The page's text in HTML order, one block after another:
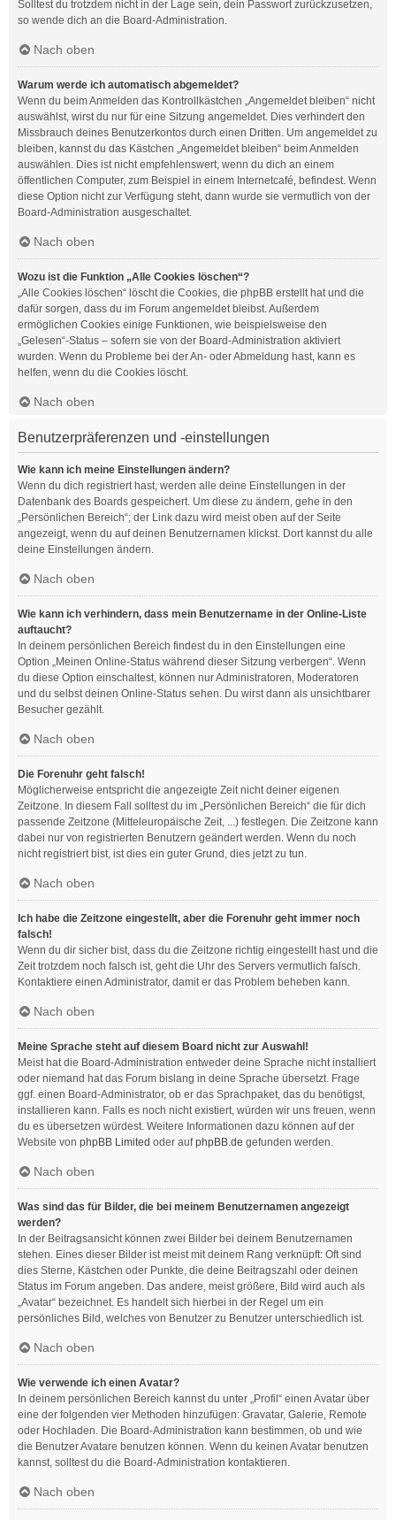
Solltest du trotzdem nicht in der Lage sein, dein Passwort zurückzusetzen,
so wende dich an die Board-Administration.
Nach oben
Warum werde ich automatisch abgemeldet?
Wenn du beim Anmelden das Kontrollkästchen „Angemeldet bleiben“ nicht
auswählst, wirst du nur für eine Sitzung angemeldet. Dies verhindert den
Missbrauch deines Benutzerkontos durch einen Dritten. Um angemeldet zu
bleiben, kannst du das Kästchen „Angemeldet bleiben“ beim Anmelden
auswählen. Dies ist nicht empfehlenswert, wenn du dich an einem
öffentlichen Computer, zum Beispiel in einem Internetcafé, befindest. Wenn
diese Option nicht zur Verfügung steht, dann wurde sie vermutlich von der
Board-Administration ausgeschaltet.
Nach oben
Wozu ist die Funktion „Alle Cookies löschen“?
„Alle Cookies löschen“ löscht die Cookies, die phpBB erstellt hat und die
dafür sorgen, dass du im Forum angemeldet bleibst. Außerdem
ermöglichen Cookies einige Funktionen, wie beispielsweise den
„Gelesen“-Status – sofern sie von der Board-Administration aktiviert
wurden. Wenn du Probleme bei der An- oder Abmeldung hast, kann es
helfen, wenn du die Cookies löscht.
Nach oben
Benutzerpräferenzen und -einstellungen
Wie kann ich meine Einstellungen ändern?
Wenn du dich registriert hast, werden alle deine Einstellungen in der
Datenbank des Boards gespeichert. Um diese zu ändern, gehe in den
„Persönlichen Bereich“; der Link dazu wird meist oben auf der Seite
angezeigt, wenn du auf deinen Benutzernamen klickst. Dort kannst du alle
deine Einstellungen ändern.
Nach oben
Wie kann ich verhindern, dass mein Benutzername in der Online-Liste
auftaucht?
In deinem persönlichen Bereich findest du in den Einstellungen eine
Option „Meinen Online-Status während dieser Sitzung verbergen“. Wenn
du diese Option einschaltest, können nur Administratoren, Moderatoren
und du selbst deinen Online-Status sehen. Du wirst dann als unsichtbarer
Besucher gezählt.
Nach oben
Die Forenuhr geht falsch!
Möglicherweise entspricht die angezeigte Zeit nicht deiner eigenen
Zeitzone. In diesem Fall solltest du im „Persönlichen Bereich“ die für dich
passende Zeitzone (Mitteleuropäische Zeit, ...) festlegen. Die Zeitzone kann
dabei nur von registrierten Benutzern geändert werden. Wenn du noch
nicht registriert bist, ist dies ein guter Grund, dies jetzt zu tun.
Nach oben
Ich habe die Zeitzone eingestellt, aber die Forenuhr geht immer noch
falsch!
Wenn du dir sicher bist, dass du die Zeitzone richtig eingestellt hast und die
Zeit trotzdem noch falsch ist, geht die Uhr des Servers vermutlich falsch.
Kontaktiere einen Administrator, damit er das Problem beheben kann.
Nach oben
Meine Sprache steht auf diesem Board nicht zur Auswahl!
Meist hat die Board-Administration entweder deine Sprache nicht installiert
oder niemand hat das Forum bislang in deine Sprache übersetzt. Frage
ggf. einen Board-Administrator, ob er das Sprachpaket, das du benötigst,
installieren kann. Falls es noch nicht existiert, würden wir uns freuen, wenn
du es übersetzen würdest. Weitere Informationen dazu können auf der
Website von phpBB Limited oder aufphpBB.de gefunden werden.
Nach oben
Was sind das für Bilder, die bei meinem Benutzernamen angezeigt
werden?
In der Beitragsansicht können zwei Bilder bei deinem Benutzernamen
stehen. Eines dieser Bilder ist meist mit deinem Rang verknüpft: Oft sind
dies Sterne, Kästchen oder Punkte, die deine Beitragszahl oder deinen
Status im Forum angeben. Das andere, meist größere, Bild wird auch als
„Avatar“ bezeichnet. Es handelt sich hierbei in der Regel um ein
persönliches Bild, welches von Benutzer zu Benutzer unterschiedlich ist.
Nach oben
Wie verwende ich einen Avatar?
In deinem persönlichen Bereich kannst du unter „Profil“ einen Avatar über
eine der folgenden vier Methoden hinzufügen: Gravatar, Galerie, Remote
oder Hochladen. Die Board-Administration kann bestimmen, ob und wie
die Benutzer Avatare benutzen können. Wenn du keinen Avatar benutzen
kannst, solltest du die Board-Administration kontaktieren.
Nach oben